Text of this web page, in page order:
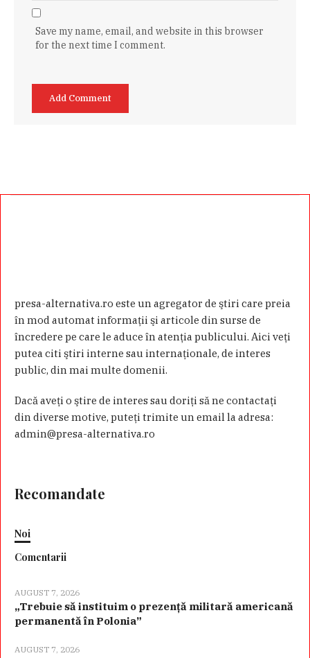
Save my name, email, and website in this browser
for the next time I comment.
presa-alternativa.ro este un agregator de ştiri care preia
în mod automat informaţii şi articole din surse de
încredere pe care le aduce în atenţia publicului. Aici veţi
putea citi ştiri interne sau internaţionale, de interes
public, din mai multe domenii.
Dacă aveţi o ştire de interes sau doriţi să ne contactaţi
din diverse motive, puteţi trimite un email la adresa:
admin@presa-alternativa.ro
Recomandate
Noi
Comentarii
AUGUST 7, 2026
„Trebuie să instituim o prezență militară americană
permanentă în Polonia”
AUGUST 7, 2026